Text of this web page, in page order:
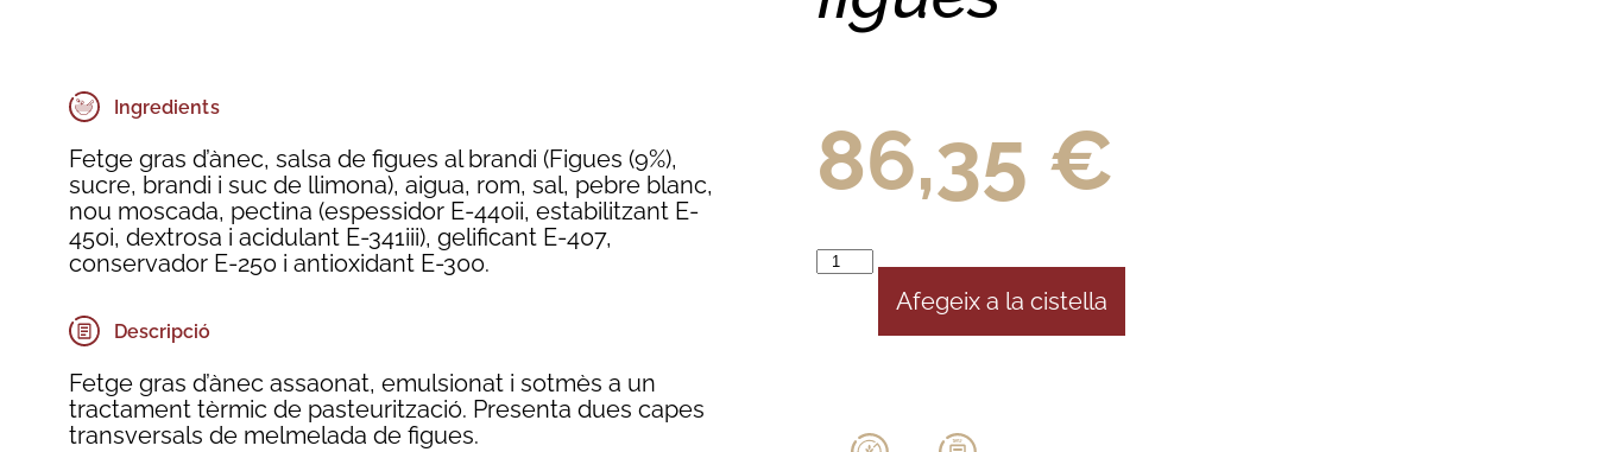
Ingredients
Fetge gras d’ànec, salsa de figues al brandi (Figues (9%),
sucre, brandi i suc de llimona), aigua, rom, sal, pebre blanc,
nou moscada, pectina (espessidor E-440ii, estabilitzant E-
450i, dextrosa i acidulant E-341iii), gelificant E-407,
conservador E-250 i antioxidant E-300.
Descripció
Fetge gras d’ànec assaonat, emulsionat i sotmès a un
tractament tèrmic de pasteurització. Presenta dues capes
transversals de melmelada de figues.
86,35 €
Afegeix a la cistella